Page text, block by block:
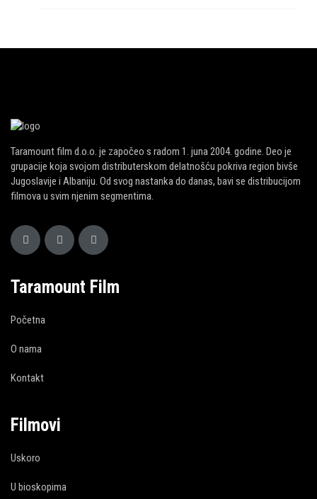
Taramount film d.o.o. je započeo s radom 1. juna 2004. godine. Deo je
grupacije koja svojom distributerskom delatnošću pokriva region bivše
Jugoslavije i Albaniju. Od svog nastanka do danas, bavi se distribucijom
filmova u svim njenim segmentima.
Taramount Film
Početna
O nama
Kontakt
Filmovi
Uskoro
U bioskopima